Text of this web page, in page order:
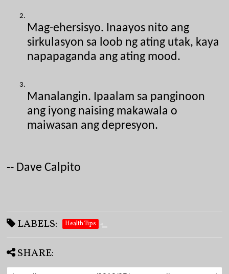
Mag-ehersisyo. Inaayos nito ang
sirkulasyon sa loob ng ating utak, kaya
napapaganda ang ating mood.
Manalangin. Ipaalam sa panginoon
ang iyong naising makawala o
maiwasan ang depresyon.
-- Dave Calpito
LABELS: Health Tips
SHARE: